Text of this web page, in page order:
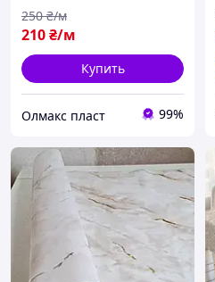
210₴/м
250 ₴/м
Купить
Олмакс пласт 99%